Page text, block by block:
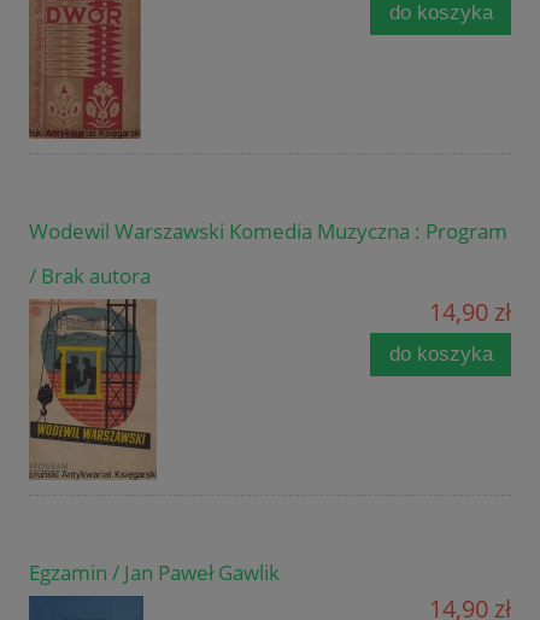
do koszyka
Wodewil Warszawski Komedia Muzyczna : Program
/ Brak autora
14,90 zł
do koszyka
Egzamin / Jan Paweł Gawlik
14,90 zł